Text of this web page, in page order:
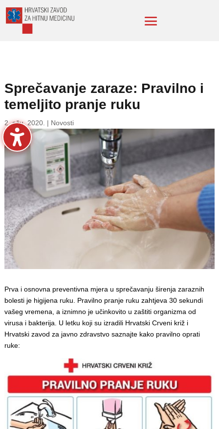
Sprečavanje zaraze: Pravilno i
temeljito pranje ruku
2. ožu. 2020. | Novosti
Prva i osnovna preventivna mjera u sprečavanju širenja zaraznih
bolesti je higijena ruku. Pravilno pranje ruku zahtjeva 30 sekundi
vašeg vremena, a iznimno je učinkovito u zaštiti organizma od
virusa i bakterija. U letku koji su izradili Hrvatski Crveni križ i
Hrvatski zavod za javno zdravstvo saznajte kako pravilno oprati
ruke: